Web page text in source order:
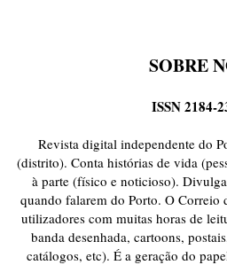
SOBRE
ISSN 2184-
Revista digital independente do
(distrito). Conta histórias de vida
à parte (físico e noticioso).
quando falarem do Porto. O Correio
utilizadores com muitas horas de
banda desenhada, cartoons,
catálogos, etc). É a geração do